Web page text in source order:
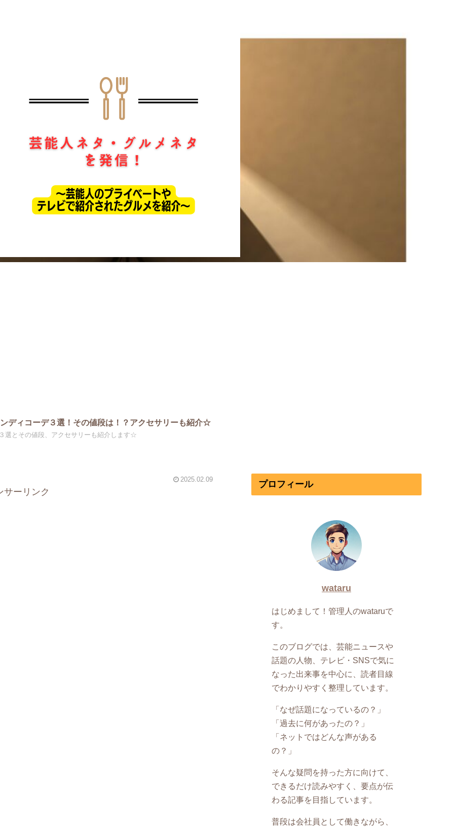
ディコーデ３選！その値段は！？アクセサリーも紹介☆
選とその値段、アクセサリーも紹介します☆
2025.02.09
サーリンク
プロフィール
wataru
はじめまして！管理人のwataruで
す。
このブログでは、芸能ニュースや
話題の人物、テレビ・SNSで気に
なった出来事を中心に、読者目線
でわかりやすく整理しています。
「なぜ話題になっているの？」
「過去に何があったの？」
「ネットではどんな声がある
の？」
そんな疑問を持った方に向けて、
できるだけ読みやすく、要点が伝
わる記事を目指しています。
普段は会社員として働きながら、